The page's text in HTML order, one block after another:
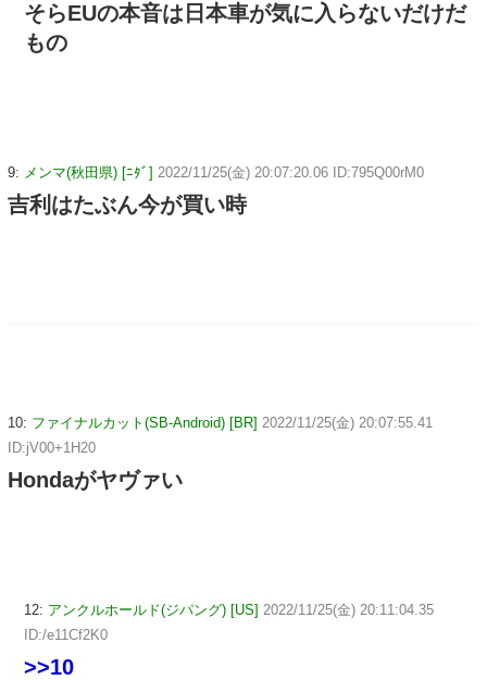
そらEUの本音は日本車が気に入らないだけだ
もの
9: メンマ(秋田県) [ﾆﾀﾞ] 2022/11/25(金) 20:07:20.06 ID:795Q00rM0
吉利はたぶん今が買い時
10: ファイナルカット(SB-Android) [BR] 2022/11/25(金) 20:07:55.41
ID:jV00+1H20
Hondaがヤヴァい
12: アンクルホールド(ジパング) [US] 2022/11/25(金) 20:11:04.35
ID:/e11Cf2K0
>>10